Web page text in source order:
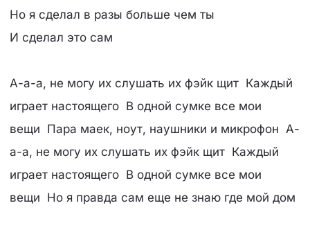
Но я сделал в разы больше чем ты
И сделал это сам
А-а-а, не могу их слушать их фэйк щит Каждый
играет настоящего В одной сумке все мои
вещи Пара маек, ноут, наушники и микрофон А-
а-а, не могу их слушать их фэйк щит Каждый
играет настоящего В одной сумке все мои
вещи Но я правда сам еще не знаю где мой дом